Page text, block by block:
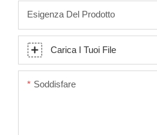
Esigenza Del Prodotto
Carica I Tuoi File
Soddisfare